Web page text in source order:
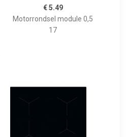
€ 5.49
Motorrondsel module 0,5
17